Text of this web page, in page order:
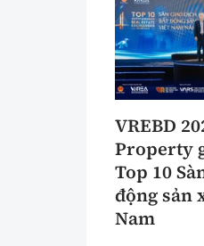
VREBD
Property
Top 10
động sản
Nam